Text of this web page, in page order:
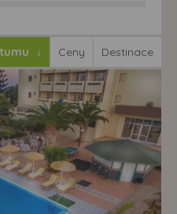
Ceny Destinace